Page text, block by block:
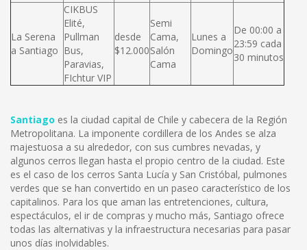
La Serena
a Santiago
CIKBUS
Elité,
Pullman
Bus,
Paravias,
FIchtur VIP
desde
$12.000
Semi
Cama,
Salón
Cama
Lunes a
Domingo
De 00:00 a
23:59 cada
30 minutos
Santiago es la ciudad capital de Chile y cabecera de la Región
Metropolitana. La imponente cordillera de los Andes se alza
majestuosa a su alrededor, con sus cumbres nevadas, y
algunos cerros llegan hasta el propio centro de la ciudad. Este
es el caso de los cerros Santa Lucía y San Cristóbal, pulmones
verdes que se han convertido en un paseo característico de los
capitalinos. Para los que aman las entretenciones, cultura,
espectáculos, el ir de compras y mucho más, Santiago ofrece
todas las alternativas y la infraestructura necesarias para pasar
unos días inolvidables.